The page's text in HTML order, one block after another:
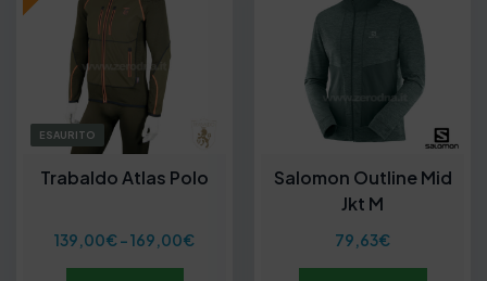
ESAURITO
Trabaldo Atlas Polo
139,00€-169,00€
Salomon Outline Mid
Jkt M
79,63€